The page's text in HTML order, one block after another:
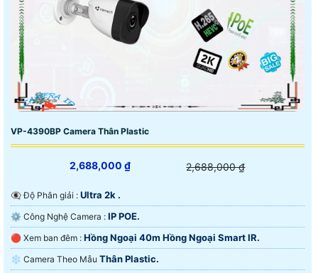
VP-4390BP Camera Thân Plastic
2,688,000 ₫ 2,688,000 ₫
👁️‍🗨 Độ Phân giải : Ultra 2k .
⚙ Công Nghệ Camera : IP POE.
🔴 Xem ban đêm : Hồng Ngoại 40m Hồng Ngoại Smart IR.
❄ Camera Theo Mẫu Thân Plastic.